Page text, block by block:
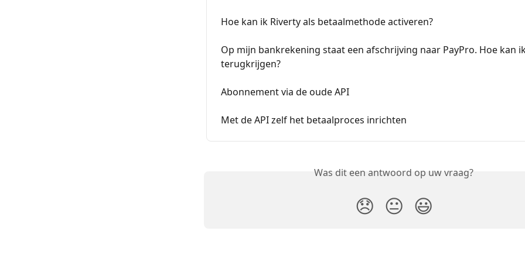
Hoe kan ik Riverty als betaalmethode activeren?
Op mijn bankrekening staat een afschrijving naar PayPro. Hoe kan
terugkrijgen?
Abonnement via de oude API
Met de API zelf het betaalproces inrichten
Was dit een antwoord op uw vraag?
😞 😐 😃